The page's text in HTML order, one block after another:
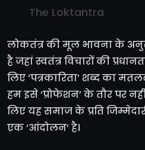
The Loktantra
लोकतंत्र की मूल भावना के
है जहां स्वतंत्र विचारों की
लिए ‘पत्रकारिता’ शब्द का
हम इसे ‘प्रोफेशन’ के तौर पर
लिए यह समाज के प्रति
एक ‘आंदोलन’ है।